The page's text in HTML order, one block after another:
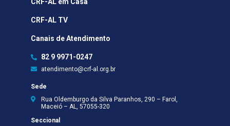
CRF-AL TV
Canais de Atendimento
82 9 9971-0247
atendimento@crf-al.org.br
Sede
Rua Oldemburgo da Silva Paranhos, 290 – Farol,
Maceió – AL, 57055-320
Seccional